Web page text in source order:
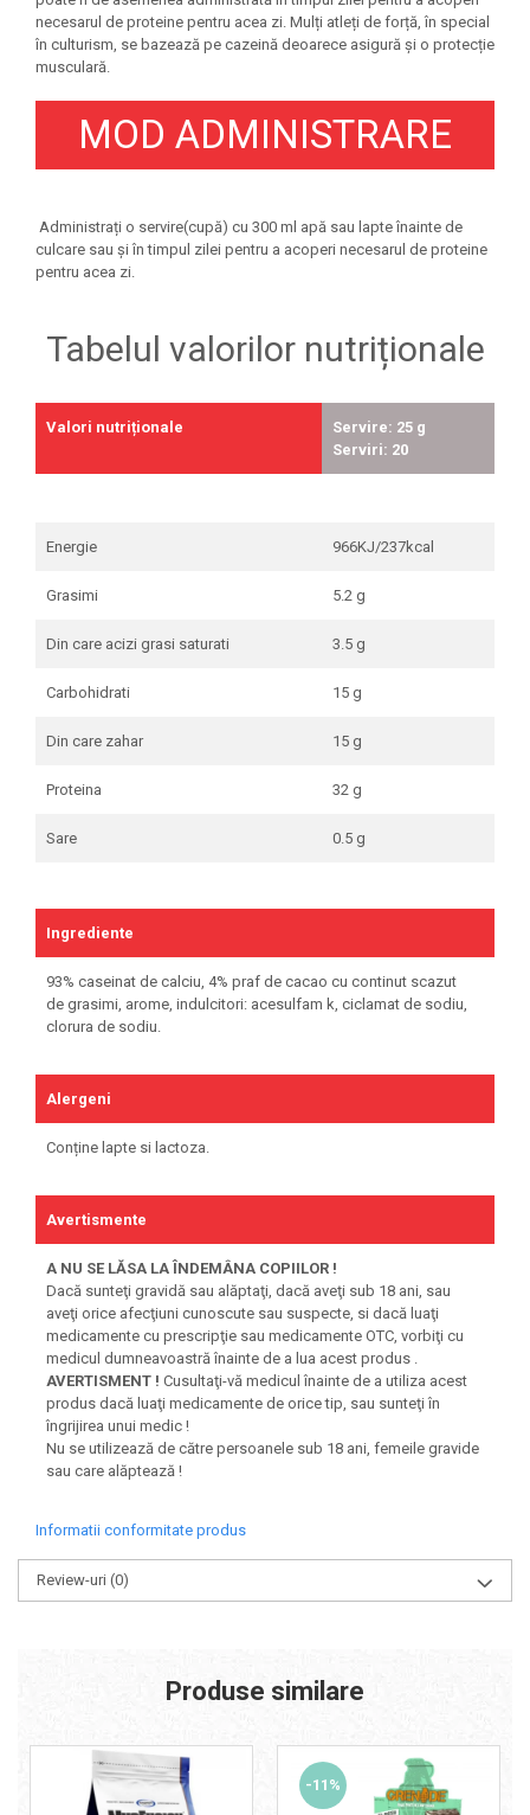
necesarul de proteine pentru acea zi. Mulți atleți de forță, în special
în culturism, se bazează pe cazeină deoarece asigură și o protecție
musculară.
MOD ADMINISTRARE
Administrați o servire(cupă) cu 300 ml apă sau lapte înainte de
culcare sau și în timpul zilei pentru a acoperi necesarul de proteine
pentru acea zi.
Tabelul valorilor nutriționale
Valori nutriționale
Servire: 25 g
Serviri: 20
Energie 966KJ/237kcal
Grasimi 5.2 g
Din care acizi grasi saturati 3.5 g
Carbohidrati 15 g
Din care zahar 15 g
Proteina 32 g
Sare 0.5 g
Ingrediente
93% caseinat de calciu, 4% praf de cacao cu continut scazut
de grasimi, arome, indulcitori: acesulfam k, ciclamat de sodiu,
clorura de sodiu.
Alergeni
Conține lapte si lactoza.
Avertismente
A NU SE LĂSA LA ÎNDEMÂNA COPIILOR !
Dacă sunteţi gravidă sau alăptaţi, dacă aveţi sub 18 ani, sau
aveţi orice afecţiuni cunoscute sau suspecte, si dacă luaţi
medicamente cu prescripţie sau medicamente OTC, vorbiţi cu
medicul dumneavoastră înainte de a lua acest produs .
AVERTISMENT ! Cusultaţi-vă medicul înainte de a utiliza acest
produs dacă luaţi medicamente de orice tip, sau sunteţi în
îngrijirea unui medic !
Nu se utilizează de către persoanele sub 18 ani, femeile gravide
sau care alăptează !
Informatii conformitate produs
Review-uri (0)
Produse similare
-11%